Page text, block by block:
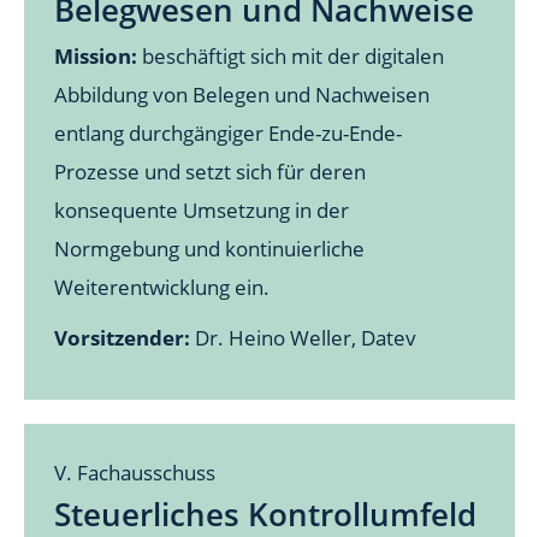
Belegwesen und Nachweise
Mission: beschäftigt sich mit der digitalen
Abbildung von Belegen und Nachweisen
entlang durchgängiger Ende-zu-Ende-
Prozesse und setzt sich für deren
konsequente Umsetzung in der
Normgebung und kontinuierliche
Weiterentwicklung ein.
Vorsitzender: Dr. Heino Weller, Datev
V. Fachausschuss
Steuerliches Kontrollumfeld